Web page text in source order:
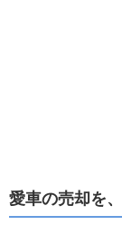
愛車の売却を